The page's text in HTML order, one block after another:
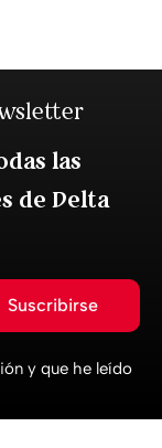
las
de Delta
Suscribirse
y que he leído